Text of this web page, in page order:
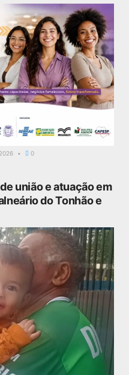
0
união e atuação em
do Tonhão e